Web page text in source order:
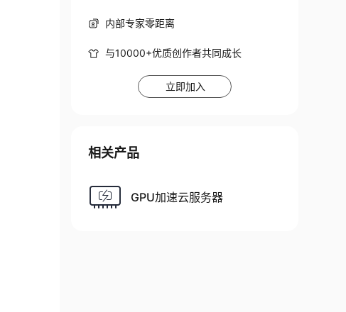
内部专家零距离
与10000+优质创作者共同成长
立即加入
相关产品
GPU加速云服务器